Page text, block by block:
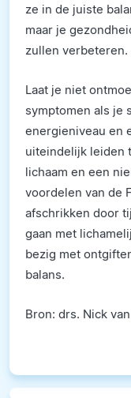
ze in de juiste
maar je
zullen verbeteren.
Laat je niet
symptomen als je
energieniveau en
uiteindelijk leiden
lichaam en een
voordelen van de
afschrikken door
gaan met
bezig met
balans.
Bron: drs. Nick